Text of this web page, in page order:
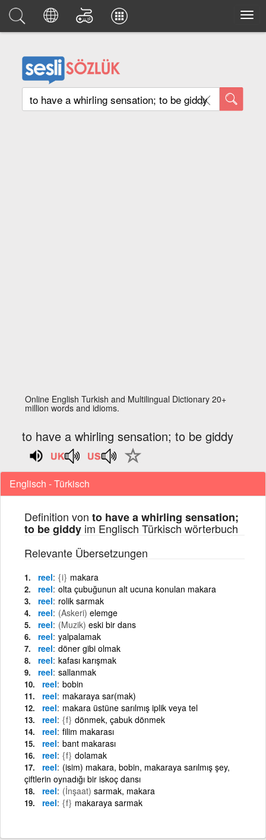
Online English Turkish and Multilingual Dictionary 20+
million words and idioms.
to have a whirling sensation; to be giddy
Englisch - Türkisch
Definition von to have a whirling sensation;
to be giddy im Englisch Türkisch wörterbuch
Relevante Übersetzungen
reel {i} makara
reel olta çubuğunun alt ucuna konulan makara
reel rolik sarmak
reel (Askeri) elemge
reel (Muzik) eski bir dans
reel yalpalamak
reel döner gibi olmak
reel kafası karışmak
reel sallanmak
reel bobin
reel makaraya sar(mak)
reel makara üstüne sarılmış iplik veya tel
reel {f} dönmek, çabuk dönmek
reel filim makarası
reel bant makarası
reel {f} dolamak
reel (isim) makara, bobin, makaraya sarılmış şey,
çiftlerin oynadığı bir iskoç dansı
reel (İnşaat) sarmak, makara
reel {f} makaraya sarmak